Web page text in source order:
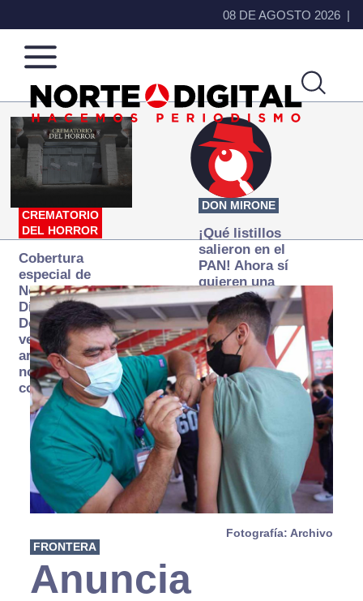
08 DE AGOSTO 2026
Norte
de
Ciudad
Más
que
noticias,
hacemos periodismo
CREMATORIO
DEL HORROR
Cobertura
especial de
Norte
Digital:
Donde la
verdad
arde… pero
no se
consume
DON MIRONE
¡Qué listillos
salieron en el
PAN! Ahora sí
quieren una
Fiscalía
autónoma… y
transexenal
Fotografía: Archivo
FRONTERA
Anuncia